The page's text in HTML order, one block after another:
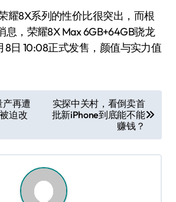
8X系列的性价比很突出，而根
息，荣耀8X Max 6GB+64GB骁龙
8日 10:08正式发售，颜值与实力值
产再遭
迫改
实探中关村，看倒卖首
批新iPhone到底能不能
赚钱？